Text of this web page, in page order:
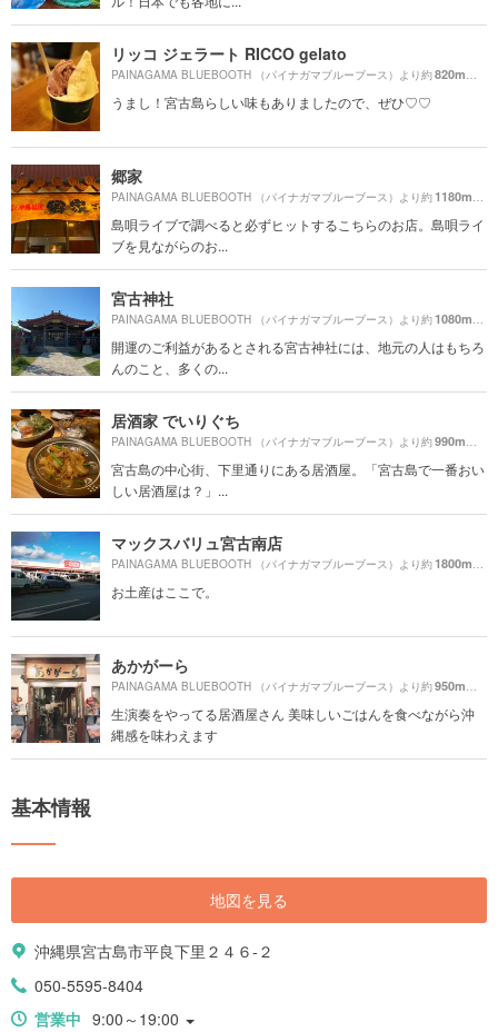
リッコ ジェラート RICCO gelato
PAINAGAMA BLUEBOOTH （パイナガマブルーブース）より約820m （徒
うまし！宮古島らしい味もありましたので、ぜひ♡♡
郷家
PAINAGAMA BLUEBOOTH （パイナガマブルーブース）より約1180m （
島唄ライブで調べると必ずヒットするこちらのお店。島唄ライ
ブを見ながらのお...
宮古神社
PAINAGAMA BLUEBOOTH （パイナガマブルーブース）より約1080m （
開運のご利益があるとされる宮古神社には、地元の人はもちろ
んのこと、多くの...
居酒家 でいりぐち
PAINAGAMA BLUEBOOTH （パイナガマブルーブース）より約990m （徒
宮古島の中心街、下里通りにある居酒屋。「宮古島で一番おい
しい居酒屋は？」...
マックスバリュ宮古南店
PAINAGAMA BLUEBOOTH （パイナガマブルーブース）より約1800m （
お土産はここで。
あかがーら
PAINAGAMA BLUEBOOTH （パイナガマブルーブース）より約950m （徒
生演奏をやってる居酒屋さん 美味しいごはんを食べながら沖
縄感を味わえます
基本情報
地図を見る
沖縄県宮古島市平良下里２４６-２
050-5595-8404
営業中 9:00～19:00